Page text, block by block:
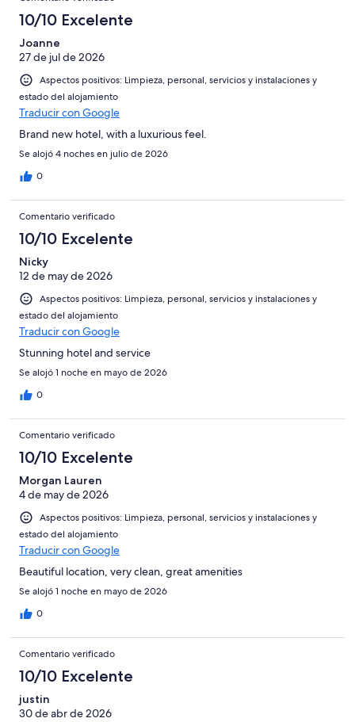
Normal
puntuación
Mediocre
una
puntuación
de
Horrible
10/10 Excelente
Joanne
27 de jul de 2026
Aspectos positivos: Limpieza, personal, servicios y instalaciones y
estado del alojamiento
Traducir con Google
Brand new hotel, with a luxurious feel.
Se alojó 4 noches en julio de 2026
0
Comentario verificado
10/10 Excelente
Nicky
12 de may de 2026
Aspectos positivos: Limpieza, personal, servicios y instalaciones y
estado del alojamiento
Traducir con Google
Stunning hotel and service
Se alojó 1 noche en mayo de 2026
0
Comentario verificado
10/10 Excelente
Morgan Lauren
4 de may de 2026
Aspectos positivos: Limpieza, personal, servicios y instalaciones y
estado del alojamiento
Traducir con Google
Beautiful location, very clean, great amenities
Se alojó 1 noche en mayo de 2026
0
Comentario verificado
10/10 Excelente
justin
30 de abr de 2026